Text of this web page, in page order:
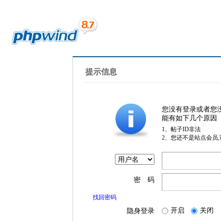
提示信息
您没有登录或者您
能有如下几个原因
1、帖子ID非法
2、您还不是站点会员
密 码
找回密码
隐身登录 开启 关闭